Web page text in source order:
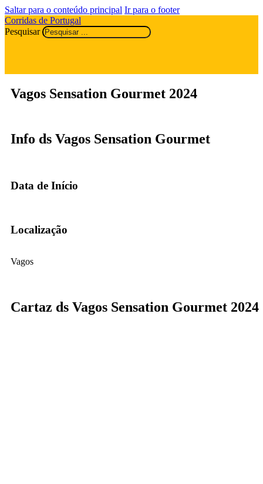
Saltar para o conteúdo principal Ir para o footer
Corridas de Portugal
Pesquisar
Vagos Sensation Gourmet 2024
Info ds Vagos Sensation Gourmet
Data de Início
Localização
Vagos
Cartaz ds Vagos Sensation Gourmet 2024